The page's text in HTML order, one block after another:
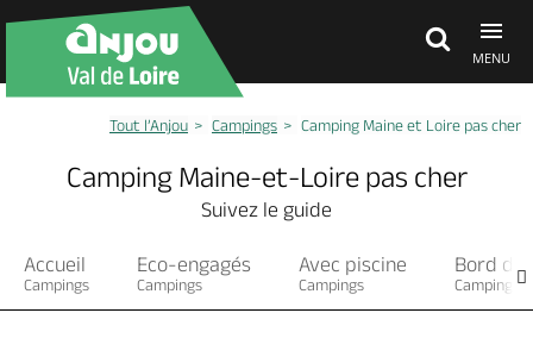
MENU
Découvrir
Tout l’Anjou Campings Camping Maine et Loire pas cher
Camping Maine-et-Loire pas cher
Suivez le guide
Accueil
Campings
Eco-engagés
Campings
Avec piscine
Campings
Bord de
Campings